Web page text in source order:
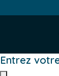
Entrez